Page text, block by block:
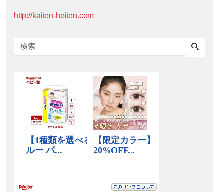
http://kaiten-heiten.com